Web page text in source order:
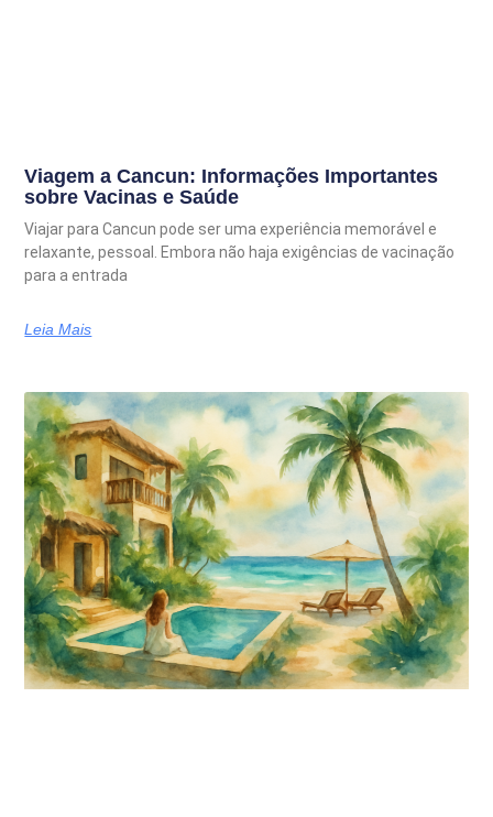
Viagem a Cancun: Informações Importantes
sobre Vacinas e Saúde
Viajar para Cancun pode ser uma experiência memorável e
relaxante, pessoal. Embora não haja exigências de vacinação
para a entrada
Leia Mais